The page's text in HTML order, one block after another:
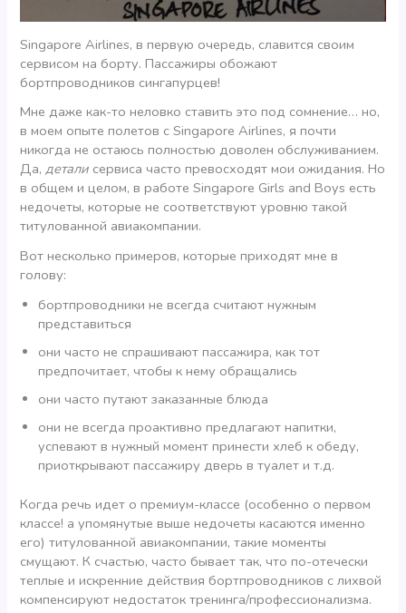
Singapore Airlines, в первую очередь, славится своим
сервисом на борту. Пассажиры обожают
бортпроводников сингапурцев!
Мне даже как-то неловко ставить это под сомнение… но,
в моем опыте полетов с Singapore Airlines, я почти
никогда не остаюсь полностью доволен обслуживанием.
Да,детали сервиса часто превосходят мои ожидания. Но
в общем и целом, в работе Singapore Girls and Boys есть
недочеты, которые не соответствуют уровню такой
титулованной авиакомпании.
Вот несколько примеров, которые приходят мне в
голову:
бортпроводники не всегда считают нужным
представиться
они часто не спрашивают пассажира, как тот
предпочитает, чтобы к нему обращались
они часто путают заказанные блюда
они не всегда проактивно предлагают напитки,
успевают в нужный момент принести хлеб к обеду,
приоткрывают пассажиру дверь в туалет и т.д.
Когда речь идет о премиум-классе (особенно о первом
классе! а упомянутые выше недочеты касаются именно
его) титулованной авиакомпании, такие моменты
смущают. К счастью, часто бывает так, что по-отечески
теплые и искренние действия бортпроводников с лихвой
компенсируют недостаток тренинга/профессионализма.